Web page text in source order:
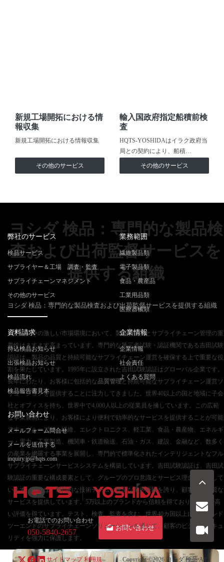
新規工場開拓における情
報収集
新規工場開拓における情報収集
その他のサービス
輸入国政府指定船積前検
査
HQTS-YOSHIDAはイラク政府当
局との契約により、船積…
その他のサービス
ヨシダ 検品：専門的な製品検
査および出荷監督サービスを
提供する組織
ヨシダ 検品：専門的な製品検査および出荷監督サービスを提供する組織
今日の競争の激しい市場環境において、製品の品質とサプライチェーン管理の重
要性はますます高まっています。専門的な第三者試験・認証機関である吉田試験
認証は、製品の品質と持続可能なサプライチェーン運営を確保する上で重要な役
割を果たしています。1995年に設立された吉田試験認証はグローバル企業です。
長年にわたり、お客様に包括的な品質管理と持続可能なサプライチェーン運営ソ
リューションを提供することに注力してきました。世界40以上の国と地域に子会
社とオフィスを持ち、世界中で4,000人以上の従業員を擁しています。この広範
な事業展開により、お客様により便利で効率的なサービスを提供することが可能
です。グループは、繊維、エレクトロニクス、軽工業、食品・農産物、エネルギ
ー・電力、工業製造、機関車・鉄道輸送、石油・ガス、建設、金融など、数多く
の産業を網羅する事業を展開し、専門的で標準化されたインテリジェントなフル
サプライチェーンサービスシステムを構築しています。吉田試験認証は、吉田試
験認証の重要な構成要素として、グループのプロ意識とサービス理念を堅持して
います。同社は、専門的な技術チームと豊富な業界経験を誇り、顧客に高品質な
サービスを提供しています。5万以上のブランドから信頼を得ており、市場で高
い評価を得ています。テスト、検査、監査を含む、世界40カ国以上に及ぶエンド
ツーエンドのサプライチェーンソリューションを通じて、顧客のビジネスセキュ
リティを強力に保護します。
弊社のサービス
検品サービス
サプライヤー＆工場 調査・監査
サプライチェーンマネジメント
その他のサービス
業務範囲
繊維製品類
電子製品類
食品・農産品
工業用品類
医療器械類
資料請求
持込検品お知らせ
出張検品お知らせ
検品流れ
検品報告書見本
企業情報
企業情報
社会責任
よくある質問
お問い合わせ
メールフォーム問合せ
メールを送信する
inquiry.jp@hqts.com
お電話でのお問い合わせ
050-5840-2657
お問い合わせ
サイトマップ 利用規 Copyright ©2026 ヨシダ 検品All